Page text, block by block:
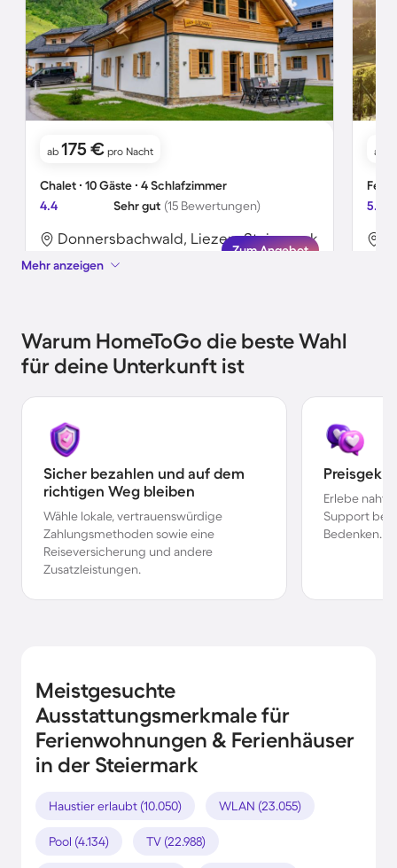
ab 175 € pro Nacht
Chalet ∙ 10 Gäste ∙ 4 Schlafzimmer
4.4
Sehr gut (15 Bewertungen)
Donnersbachwald, Liezen, Steiermark
Zum Angebot
ab
5.0
Mehr anzeigen
Warum HomeToGo die beste Wahl
für deine Unterkunft ist
Sicher bezahlen und auf dem
richtigen Weg bleiben
Wähle lokale, vertrauenswürdige
Zahlungsmethoden sowie eine
Reiseversicherung und andere
Zusatzleistungen.
Erlebe
Support bei
Bedenken.
Meistgesuchte
Ausstattungsmerkmale für
Ferienwohnungen & Ferienhäuser
in der Steiermark
Haustier erlaubt (10.050) WLAN (23.055)
Pool (4.134) TV (22.988)